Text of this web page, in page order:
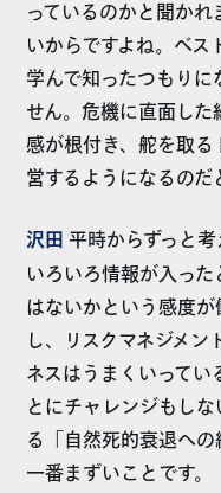
っているのかと聞か
いからですよね。ベス
学んで知ったつもり
せん。危機に直面し
感が根付き、舵を取
営するようになるのだ
沢田 平時からずっと考
いろいろ情報が入っ
はないかという感度
し、リスクマネジメ
ネスはうまくいってい
とにチャレンジもし
る「自然死的衰退へ
一番まずいことです。